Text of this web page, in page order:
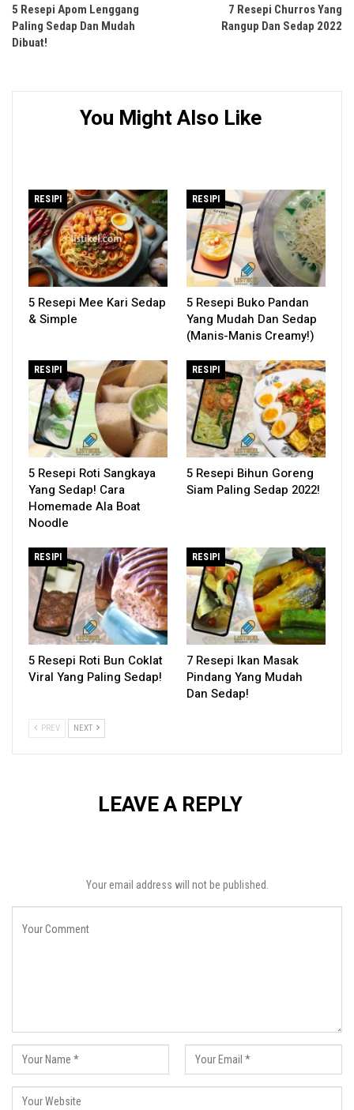
5 Resepi Apom Lenggang
Paling Sedap Dan Mudah
Dibuat!
7 Resepi Churros Yang
Rangup Dan Sedap 2022
You Might Also Like
RESIPI
5 Resepi Mee Kari Sedap
& Simple
RESIPI
5 Resepi Buko Pandan
Yang Mudah Dan Sedap
(Manis-Manis Creamy!)
RESIPI
5 Resepi Roti Sangkaya
Yang Sedap! Cara
Homemade Ala Boat
Noodle
RESIPI
5 Resepi Bihun Goreng
Siam Paling Sedap 2022!
RESIPI
5 Resepi Roti Bun Coklat
Viral Yang Paling Sedap!
RESIPI
7 Resepi Ikan Masak
Pindang Yang Mudah
Dan Sedap!
PREV NEXT
LEAVE A REPLY
Your email address will not be published.